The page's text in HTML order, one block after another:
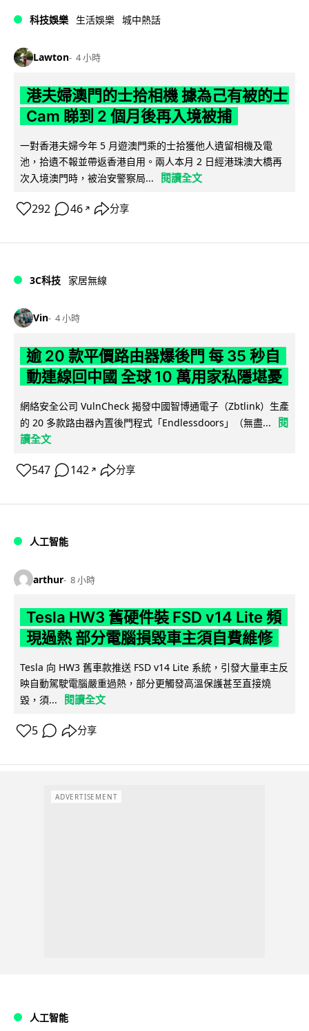
科技娛樂 生活娛樂 城中熱話
Lawton 4 小時
港夫婦澳門的士拾相機 據為己有被的士
Cam 睇到 2 個月後再入境被捕
一對香港夫婦今年 5 月遊澳門乘的士拾獲他人遺留相機及電
池，拾遺不報並帶返香港自用。兩人本月 2 日經港珠澳大橋再
次入境澳門時，被治安警察局...
閱讀全文
292 46 ↗ 分享
3C科技 家居無線
Vin 4 小時
逾 20 款平價路由器爆後門 每 35 秒自
動連線回中國 全球 10 萬用家私隱堪憂
網絡安全公司 VulnCheck 揭發中國智博通電子（Zbtlink）生產
的 20 多款路由器內置後門程式「Endlessdoors」（無盡...
閱
讀全文
547 142 ↗ 分享
人工智能
arthur 8 小時
Tesla HW3 舊硬件裝 FSD v14 Lite 頻
現過熱 部分電腦損毀車主須自費維修
Tesla 向 HW3 舊車款推送 FSD v14 Lite 系統，引發大量車主反
映自動駕駛電腦嚴重過熱，部分更觸發高溫保護甚至直接燒
毀，須...
閱讀全文
5 分享
ADVERTISEMENT
人工智能